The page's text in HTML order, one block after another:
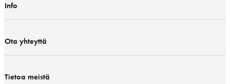
Info
Ota yhteyttä
Tietoa meistä